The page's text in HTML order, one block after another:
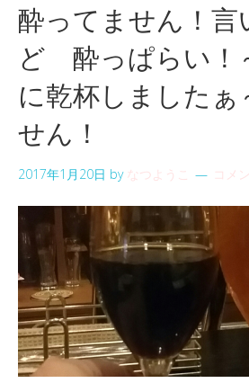
酔ってません！言
ど 酔っぱらい！
に乾杯しましたぁ
せん！
2017年1月20日 by なつようこ コメ